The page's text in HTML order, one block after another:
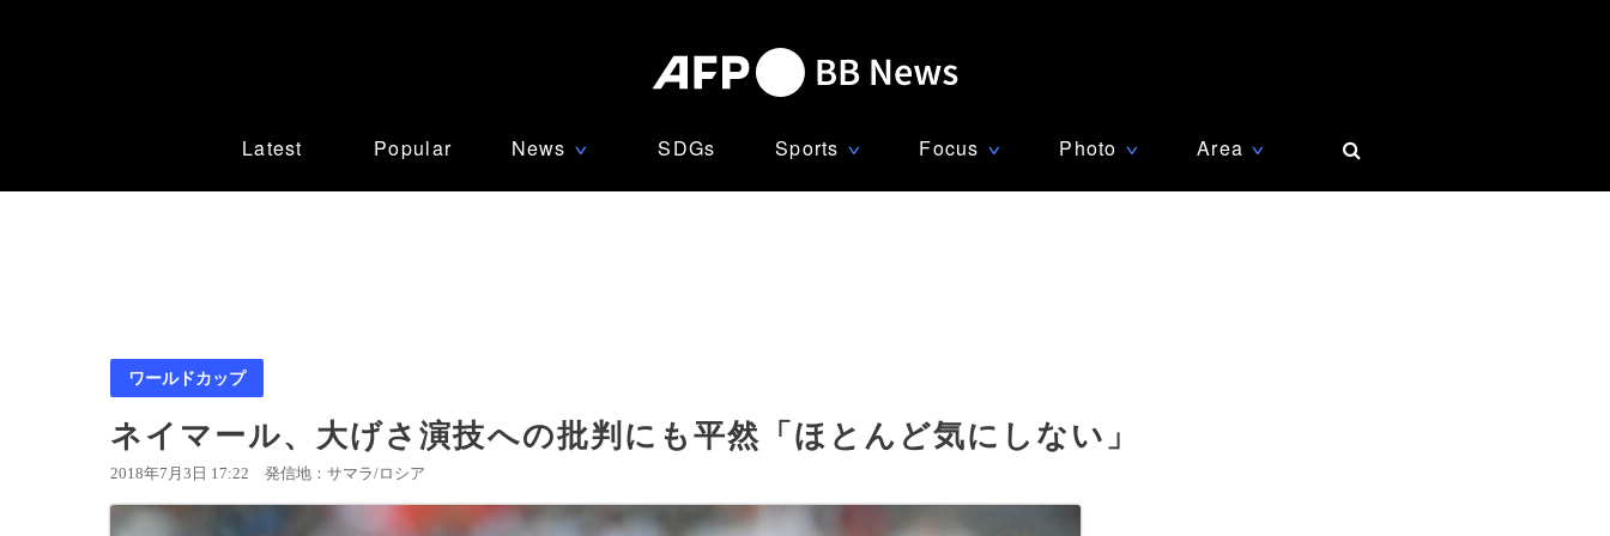
Latest Popular News ∨ SDGs Sports ∨ Focus ∨ Photo ∨ Area ∨
ワールドカップ
ネイマール、大げさ演技への批判にも平然「ほとんど気にしない」
2018年7月3日 17:22 発信地：サマラ/ロシア